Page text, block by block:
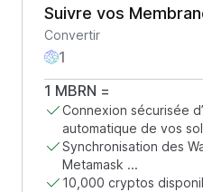
Suivre vos
Convertir
1 MBRN =
Connexion sécurisée
automatique de vos
Synchronisation des
Metamask ...
10,000 cryptos